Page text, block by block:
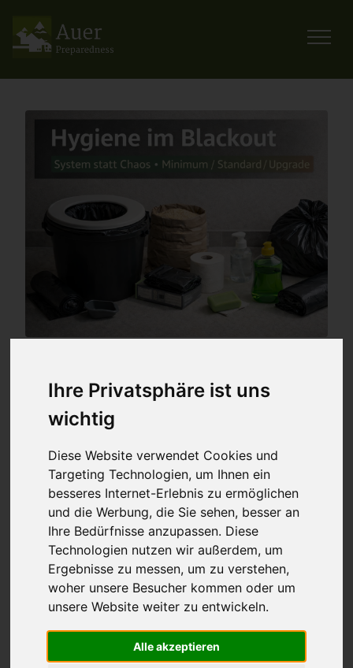
Ihre Privatsphäre ist uns
wichtig
Diese Website verwendet Cookies und
Targeting Technologien, um Ihnen ein
besseres Internet-Erlebnis zu ermöglichen
und die Werbung, die Sie sehen, besser an
Ihre Bedürfnisse anzupassen. Diese
Technologien nutzen wir außerdem, um
Ergebnisse zu messen, um zu verstehen,
woher unsere Besucher kommen oder um
unsere Website weiter zu entwickeln.
Alle akzeptieren
Hygiene und Abfall im
Blackout
VonDaniel 03.01.2026 695
Warum Hygiene im Blackout schnell kritisch wird
Bei einem großflächigen Stromausfall müssen
wir umdenken.
Waschmaschinen waschen unsere Wäsche nicht
mehr. Geschirrspüler laufen nicht mehr.